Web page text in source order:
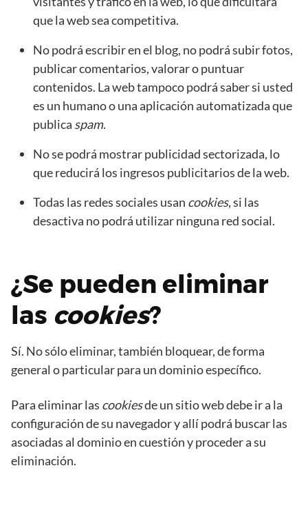
que la web sea competitiva.
No podrá escribir en el blog, no podrá subir fotos,
publicar comentarios, valorar o puntuar
contenidos. La web tampoco podrá saber si usted
es un humano o una aplicación automatizada que
publica spam.
No se podrá mostrar publicidad sectorizada, lo
que reducirá los ingresos publicitarios de la web.
Todas las redes sociales usan cookies, si las
desactiva no podrá utilizar ninguna red social.
¿Se pueden eliminar
las cookies?
Sí. No sólo eliminar, también bloquear, de forma
general o particular para un dominio específico.
Para eliminar las cookiesde un sitio web debe ir a la
configuración de su navegador y allí podrá buscar las
asociadas al dominio en cuestión y proceder a su
eliminación.